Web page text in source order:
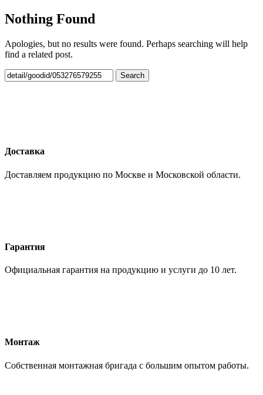
Nothing Found
Apologies, but no results were found. Perhaps searching will help
find a related post.
Search
Доставка
Доставляем продукцию по Москве и Московской области.
Гарантия
Официальная гарантия на продукцию и услуги до 10 лет.
Монтаж
Собственная монтажная бригада с большим опытом работы.